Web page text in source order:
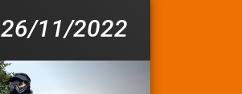
26/11/2022